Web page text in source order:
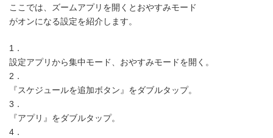
ここでは、ズームアプリを開くとおやすみモード
がオンになる設定を紹介します。
1．
設定アプリから集中モード、おやすみモードを開く。
2．
『スケジュールを追加ボタン』をダブルタップ。
3．
『アプリ』をダブルタップ。
4．